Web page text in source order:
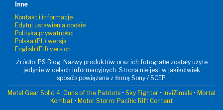
Inne
Kontakt i informacje
Edytuj ustawienia cookie
Polityka prywatności
Polska (PL) wersja
English (EU) version
Źródło: PS Blog. Nazwy produktów oraz ich fotografie zostały użyte
jedynie w celach informacyjnych. Strona nie jest w jakikolwiek
sposób powiązana z firmą Sony / SCEP.
Metal Gear Solid 4: Guns of the Patriots • Sky Fighter • inviZimals • Mortal
Kombat • Motor Storm: Pacific Rift Content